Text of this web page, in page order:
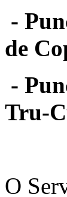
-
de
-
Tru-
O